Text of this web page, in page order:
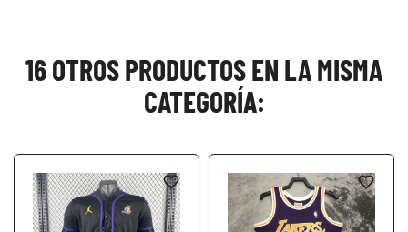
16 OTROS PRODUCTOS EN LA MISMA
CATEGORÍA:
favorite_border favorite_border